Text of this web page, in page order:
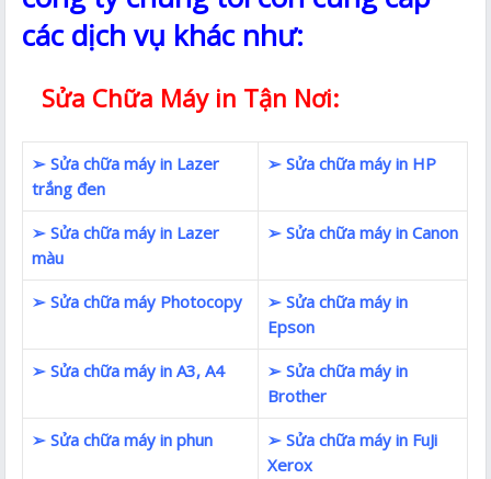
các dịch vụ khác như:
Sửa Chữa Máy in Tận Nơi:
➢ Sửa chữa máy in Lazer
trắng đen
➢ Sửa chữa máy in HP
➢ Sửa chữa máy in Lazer
màu
➢ Sửa chữa máy in Canon
➢ Sửa chữa máy Photocopy
➢ Sửa chữa máy in
Epson
➢ Sửa chữa máy in A3, A4
➢ Sửa chữa máy in
Brother
➢ Sửa chữa máy in phun
➢ Sửa chữa máy in FuJi
Xerox